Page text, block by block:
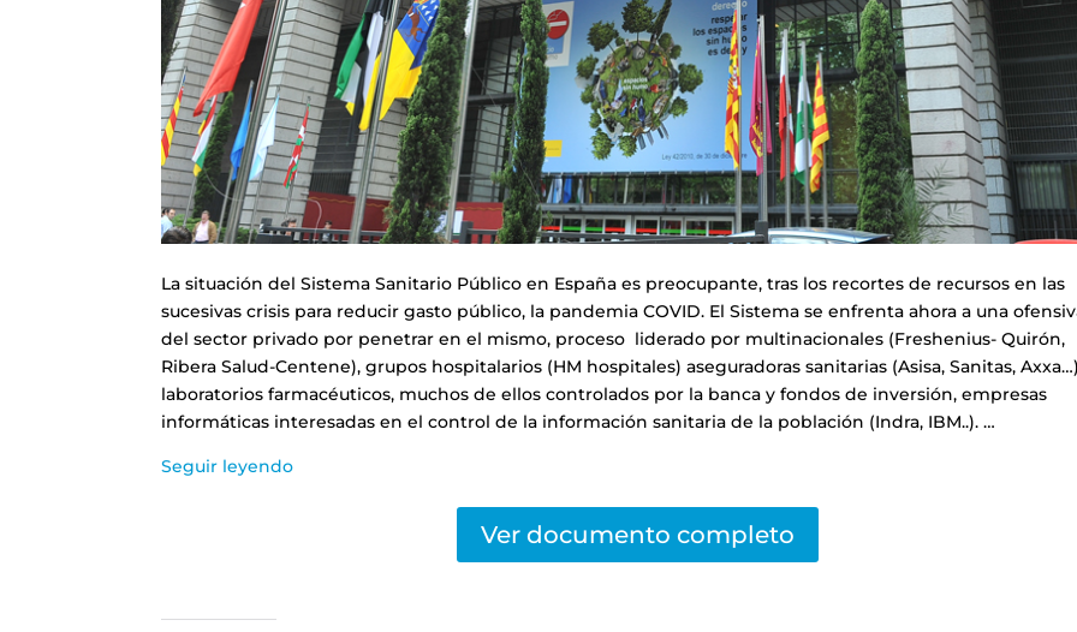
La situación del Sistema Sanitario Público en España es preocupante, tras los recortes de recursos en las
sucesivas crisis para reducir gasto público, la pandemia COVID. El Sistema se enfrenta ahora a una
del sector privado por penetrar en el mismo, proceso liderado por multinacionales (Freshenius- Quirón,
Ribera Salud-Centene), grupos hospitalarios (HM hospitales) aseguradoras sanitarias (Asisa, Sanitas,
laboratorios farmacéuticos, muchos de ellos controlados por la banca y fondos de inversión, empresas
informáticas interesadas en el control de la información sanitaria de la población (Indra, IBM..). …
Seguir leyendo
Ver documento completo